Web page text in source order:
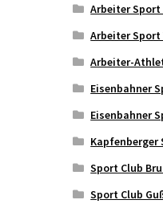
Arbeiter
Arbeiter
Arbeiter-
Eisenbahner
Eisenbahner
Kapfenberger
Sport Club
Sport Club